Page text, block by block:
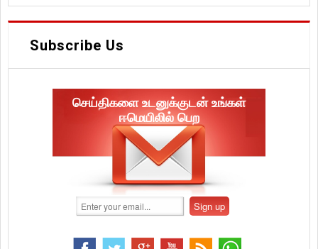
Subscribe Us
செய்திகளை உடனுக்குடன் உங்கள்
ஈமெயிலில் பெற